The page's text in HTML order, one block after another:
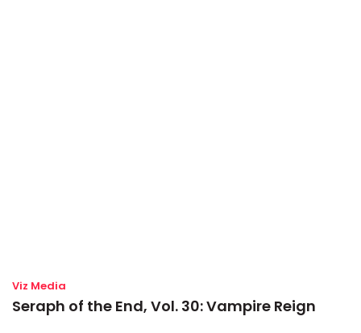
Viz Media
Seraph of the End, Vol. 30: Vampire Reign